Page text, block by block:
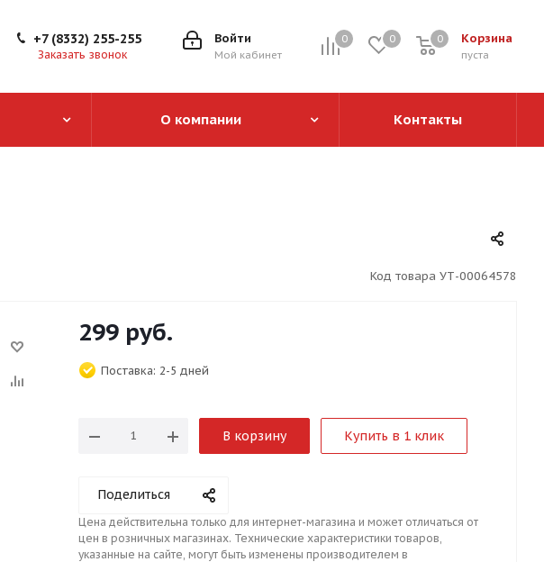
0 0 Корзина
0
пуста
0
Войти
Мой кабинет
+7 (8332) 255-255
Заказать звонок
О компании Контакты
Код товара УТ-00064578
299 руб.
Поставка: 2-5 дней
В корзину Купить в 1 клик
Поделиться
Цена действительна только для интернет-магазина и может отличаться от
цен в розничных магазинах. Технические характеристики товаров,
указанные на сайте, могут быть изменены производителем в